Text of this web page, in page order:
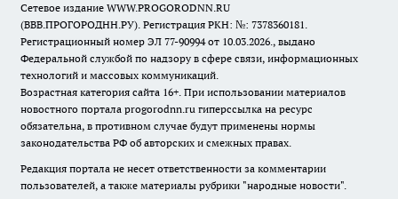
Сетевое издание WWW.PROGORODNN.RU
(ВВВ.ПРОГОРОДНН.РУ). Регистрация РКН: №: 7378360181.
Регистрационный номер ЭЛ 77-90994 от 10.03.2026., выдано
Федеральной службой по надзору в сфере связи, информационных
технологий и массовых коммуникаций.
Возрастная категория сайта 16+. При использовании материалов
новостного портала progorodnn.ru гиперссылка на ресурс
обязательна, в противном случае будут применены нормы
законодательства РФ об авторских и смежных правах.
Редакция портала не несет ответственности за комментарии
пользователей, а также материалы рубрики "народные новости".